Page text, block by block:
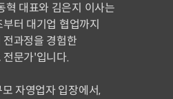
혁 대표와 김은지 이사는
터 대기업 협업까지
전과정을 경험한
전문가'입니다.
자영업자 입장에서,